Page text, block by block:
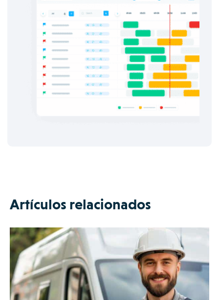
Artículos relacionados